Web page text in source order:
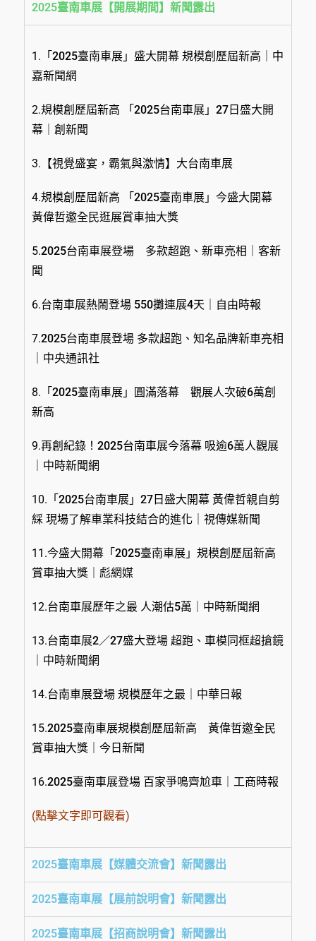
2025臺南車展【開展期間】新聞露出
1. 「2025臺南車展」盛大開幕 規模創歷屆新高｜中
嘉新聞網
2.規模創歷屆新高 「2025台南車展」27日盛大開
幕｜創新聞
3. 【視覺盛宴，霸氣與激情】大台南車展
4.規模創歷屆新高 「2025臺南車展」今盛大開幕
黃偉哲邀全民逛展賞車抽大獎
5.2025台南車展登場 多款超跑、新車亮相｜客新
聞
6.台南車展熱鬧登場 550攤連展4天｜自由時報
7.2025台南車展登場 多款超跑、知名品牌新車亮相
｜中央通訊社
8. 「2025臺南車展」圓滿落幕 觀展人次破6萬創
新高
9.再創紀錄！2025台南車展今落幕 吸逾6萬人觀展
｜中時新聞網
10. 「2025台南車展」27日盛大開幕 黃偉哲親自剪
綵 現場了解車業科技結合的進化｜視傳媒新聞
11.今盛大開幕「2025臺南車展」規模創歷屆新高
賞車抽大獎｜彪網媒
12.台南車展歷年之最 人潮估5萬｜中時新聞網
13.台南車展2／27盛大登場 超跑、車模同框超搶鏡
｜中時新聞網
14.台南車展登場 規模歷年之最｜中華日報
15.2025臺南車展規模創歷屆新高 黃偉哲邀全民
賞車抽大獎｜今日新聞
16.2025臺南車展登場 百家爭鳴齊尬車｜工商時報
(點擊文字即可觀看)
2025臺南車展【媒體交流會】新聞露出
2025臺南車展【展前說明會】新聞露出
2025臺南車展【招商說明會】新聞露出